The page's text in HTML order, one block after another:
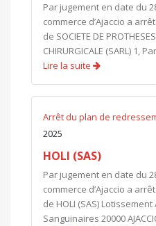
Par jugement en date du
commerce d’Ajaccio a
de SOCIETE DE
CHIRURGICALE (SARL) 1,
Lire la suite
Arrêt du plan de
2025
HOLI (SAS)
Par jugement en date du
commerce d’Ajaccio a
de HOLI (SAS)
Sanguinaires 20000